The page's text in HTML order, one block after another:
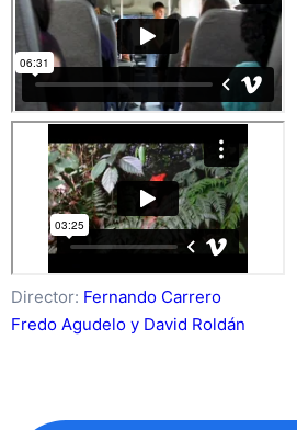
Director: Fernando Carrero
Fredo Agudelo y David Roldán